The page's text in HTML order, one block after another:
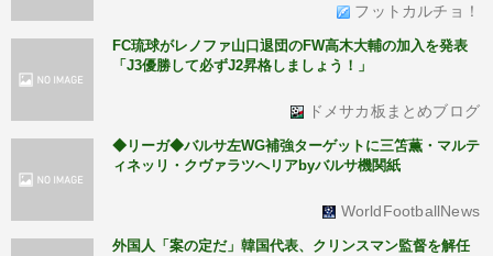
フットカルチョ！
FC琉球がレノファ山口退団のFW高木大輔の加入を発表
「J3優勝して必ずJ2昇格しましょう！」
ドメサカ板まとめブログ
◆リーガ◆バルサ左WG補強ターゲットに三笘薫・マルテ
ィネッリ・クヴァラツへリアbyバルサ機関紙
WorldFootballNews
外国人「案の定だ」韓国代表、クリンスマン監督を解任